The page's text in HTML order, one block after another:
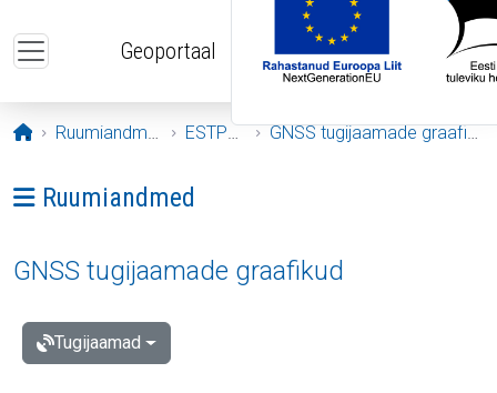
Geoportaal
Avaleht
Ruumiandmed ESTPOS GNSS tugijaamade graafikud
Ava menüü: Ruumiandmed
Ruumiandmed
GNSS tugijaamade graafikud
Tugijaamad